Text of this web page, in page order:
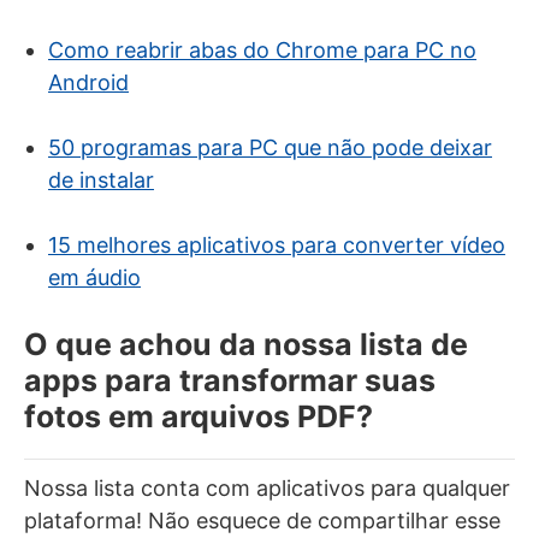
Como reabrir abas do Chrome para PC no
Android
50 programas para PC que não pode deixar
de instalar
15 melhores aplicativos para converter vídeo
em áudio
O que achou da nossa lista de
apps para transformar suas
fotos em arquivos PDF?
Nossa lista conta com aplicativos para qualquer
plataforma! Não esquece de compartilhar esse